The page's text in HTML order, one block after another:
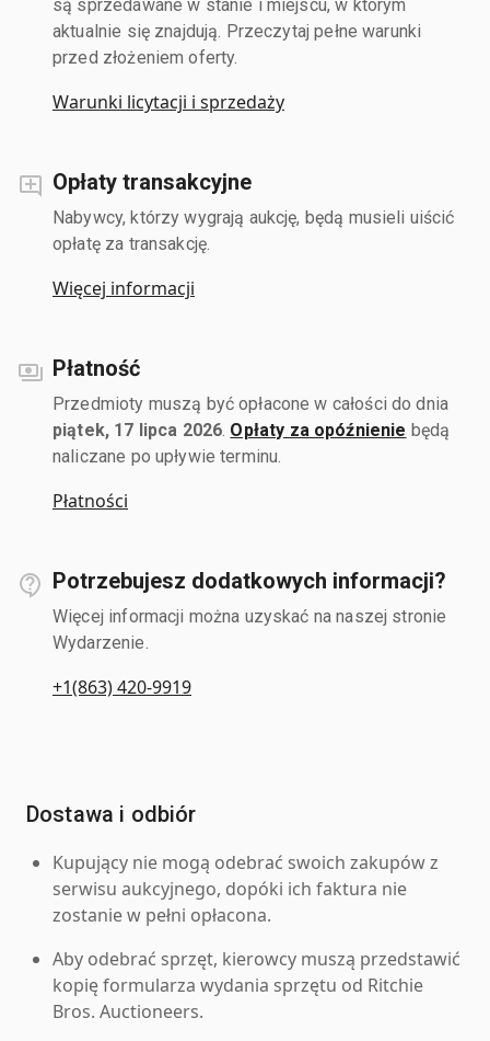
są sprzedawane w stanie i miejscu, w którym
aktualnie się znajdują. Przeczytaj pełne warunki
przed złożeniem oferty.
Warunki licytacji i sprzedaży
Opłaty transakcyjne
Nabywcy, którzy wygrają aukcję, będą musieli uiścić
opłatę za transakcję.
Więcej informacji
Płatność
Przedmioty muszą być opłacone w całości do dnia
piątek, 17 lipca 2026 Opłaty za opóźnienie będą
naliczane po upływie terminu.
Płatności
Potrzebujesz dodatkowych informacji?
Więcej informacji można uzyskać na naszej stronie
Wydarzenie.
+1(863) 420-9919
Dostawa i odbiór
Kupujący nie mogą odebrać swoich zakupów z
serwisu aukcyjnego, dopóki ich faktura nie
zostanie w pełni opłacona.
Aby odebrać sprzęt, kierowcy muszą przedstawić
kopię formularza wydania sprzętu od Ritchie
Bros. Auctioneers.